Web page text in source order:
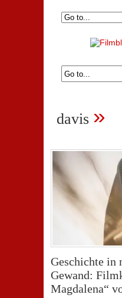
davis »
Geschichte in
Gewand:
Magdalena“